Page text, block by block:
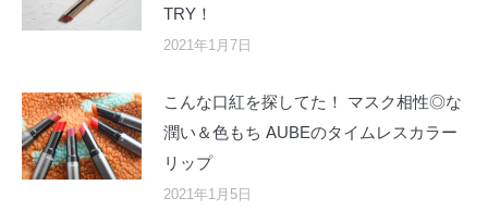
TRY！
2021年1月7日
こんな口紅を探してた！ マスク相性◎な
潤い＆色もち AUBEのタイムレスカラー
リップ
2021年1月5日